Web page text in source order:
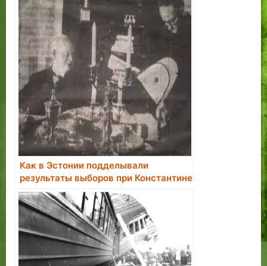
Как в Эстонии подделывали
результаты выборов при Константине
Пятсе.